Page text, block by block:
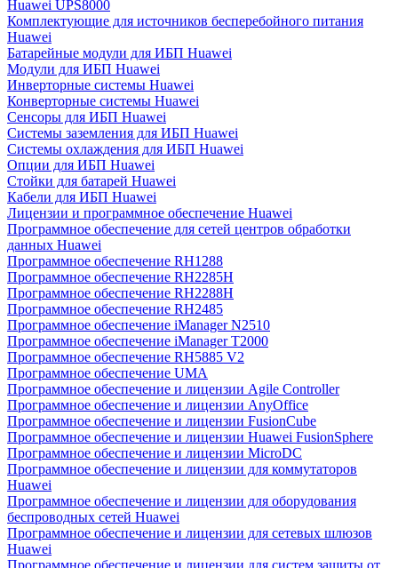
Huawei UPS8000
Комплектующие для источников бесперебойного питания
Huawei
Батарейные модули для ИБП Huawei
Модули для ИБП Huawei
Инверторные системы Huawei
Конверторные системы Huawei
Сенсоры для ИБП Huawei
Системы заземления для ИБП Huawei
Системы охлаждения для ИБП Huawei
Опции для ИБП Huawei
Стойки для батарей Huawei
Кабели для ИБП Huawei
Лицензии и программное обеспечение Huawei
Программное обеспечение для сетей центров обработки
данных Huawei
Программное обеспечение RH1288
Программное обеспечение RH2285H
Программное обеспечение RH2288H
Программное обеспечение RH2485
Программное обеспечение iManager N2510
Программное обеспечение iManager T2000
Программное обеспечение RH5885 V2
Программное обеспечение UMA
Программное обеспечение и лицензии Agile Controller
Программное обеспечение и лицензии AnyOffice
Программное обеспечение и лицензии FusionCube
Программное обеспечение и лицензии Huawei FusionSphere
Программное обеспечение и лицензии MicroDC
Программное обеспечение и лицензии для коммутаторов
Huawei
Программное обеспечение и лицензии для оборудования
беспроводных сетей Huawei
Программное обеспечение и лицензии для сетевых шлюзов
Huawei
Программное обеспечение и лицензии для систем защиты от